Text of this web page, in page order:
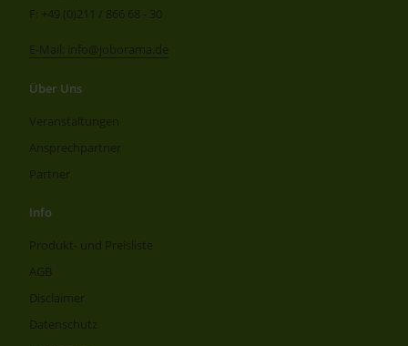
F: +49 (0)211 / 866 68 - 30
E-Mail: info@joborama.de
Über Uns
Veranstaltungen
Ansprechpartner
Partner
Info
Produkt- und Preisliste
AGB
Disclaimer
Datenschutz